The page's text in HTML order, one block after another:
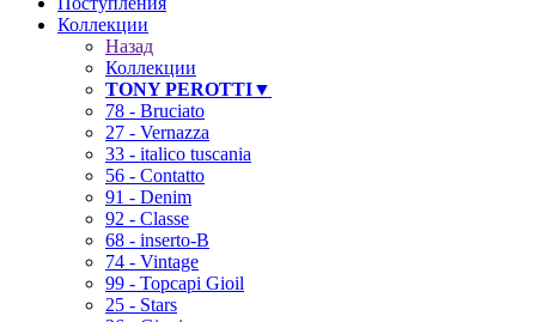
Коллекции
Назад
Коллекции
TONY PEROTTI▼
78 - Bruciato
27 - Vernazza
33 - italico tuscania
56 - Contatto
91 - Denim
92 - Classe
68 - inserto-B
74 - Vintage
99 - Topcapi Gioil
25 - Stars